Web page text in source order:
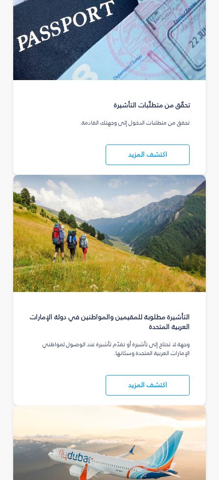
تحقّق من متطلّبات التأشيرة
تحقق من متطلبات الدخول إلى وجهتك القادمة.
اكتشف المزيد
التأشيرة مطلوبة للمقيمين والمواطنين في دولة الإمارات
العربية المتحدة
وجهة لا تحتاج إلى تأشيرة أو تقدّم تأشيرة عند الوصول لمواطني
الإمارات العربية المتحدة وسكانها.
اكتشف المزيد